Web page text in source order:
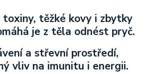
toxiny, těžké kovy i zbytky
je z těla odnést pryč.
a střevní prostředí,
vliv na imunitu i energii.